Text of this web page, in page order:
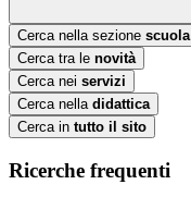
Cerca nella sezione scuola
Cerca tra le novità
Cerca nei servizi
Cerca nella didattica
Cerca in tutto il sito
Ricerche frequenti